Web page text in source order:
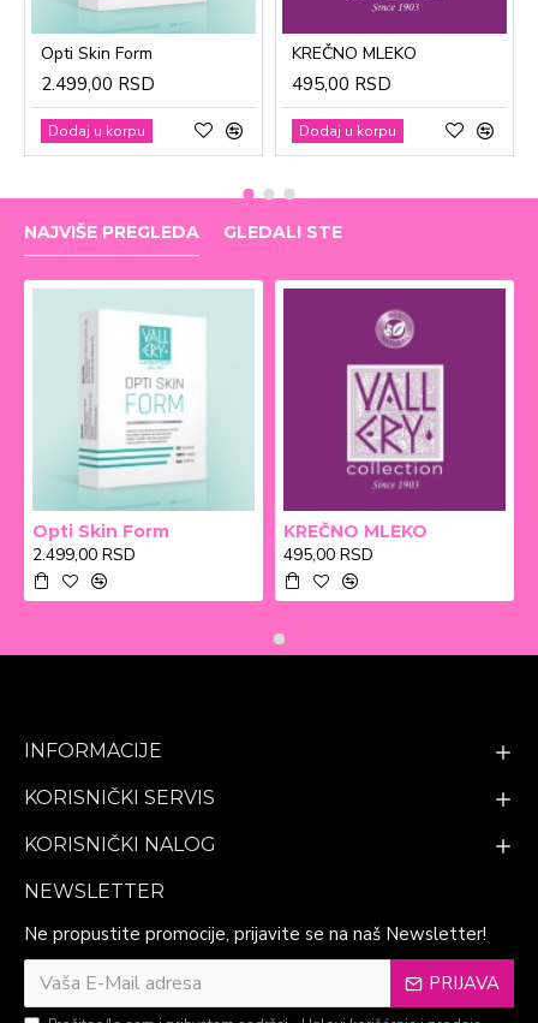
Opti Skin Form
2.499,00 RSD
Dodaj u korpu
KREČNO MLEKO
495,00 RSD
Dodaj u korpu
NAJVIŠE PREGLEDA GLEDALI STE
Opti Skin Form
2.499,00 RSD
KREČNO MLEKO
495,00 RSD
INFORMACIJE
KORISNIČKI SERVIS
KORISNIČKI NALOG
NEWSLETTER
Ne propustite promocije, prijavite se na naš Newsletter!
PRIJAVA